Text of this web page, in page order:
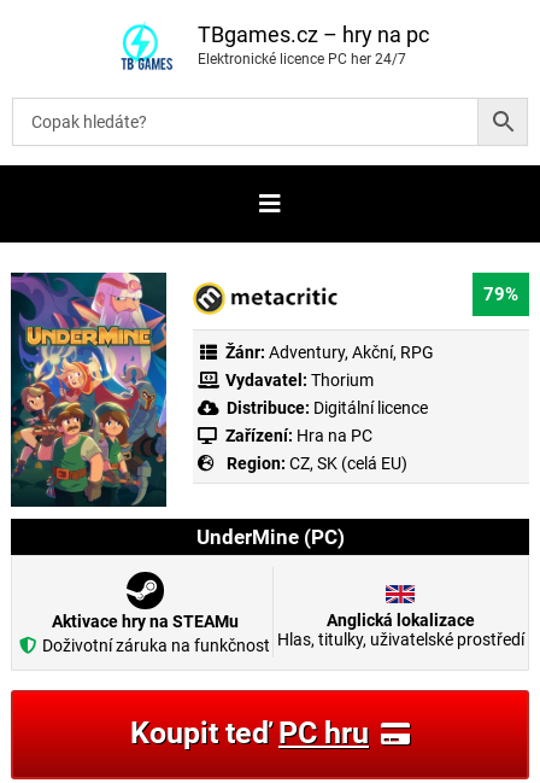
t
b
TBgames.cz – hry na pc
Elektronické licence PC her 24/7
79%
Žánr: Adventury, Akční, RPG
Vydavatel: Thorium
Distribuce: Digitální licence
Zařízení: Hra na PC
Region: CZ, SK (celá EU)
UnderMine (PC)
Aktivace hry na STEAMu
Doživotní záruka na funkčnost
Anglická lokalizace
Hlas, titulky, uživatelské prostředí
Koupit teďPC hru